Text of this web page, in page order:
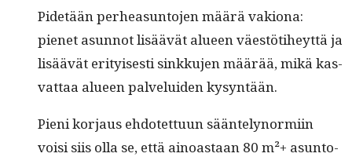
Pide­tään per­hea­sun­to­jen määrä vakiona:
pienet asun­not lisäävät alueen väestöti­heyt­tä ja
lisäävät eri­tyis­es­ti sinkku­jen määrää, mikä kas­
vat­taa alueen palvelu­iden kysyntään.
Pieni kor­jaus ehdotet­tuun sään­te­ly­normi­in
voisi siis olla se, että ain­oas­taan 80 m²+ asun­to­